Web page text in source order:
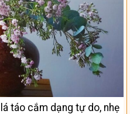
táo cắm dạng tự do, nhẹ